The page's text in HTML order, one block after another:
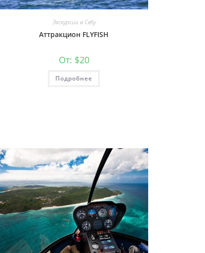
Экскурсии в Себу
Аттракцион FLYFISH
От: $20
Подробнее